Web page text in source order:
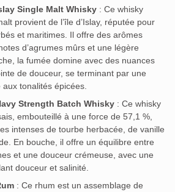
Single Malt Whisky : Ce whisky
provient de l’île d’Islay, réputée pour
et maritimes. Il offre des arômes
d’agrumes mûrs et une légère
la fumée domine avec des nuances
de douceur, se terminant par une
tonalités épicées.
Strength Batch Whisky : Ce whisky
embouteillé à une force de 57,1 %,
intenses de tourbe herbacée, de vanille
En bouche, il offre un équilibre entre
et une douceur crémeuse, avec une
douceur et salinité.
: Ce rhum est un assemblage de